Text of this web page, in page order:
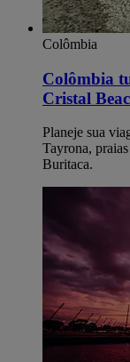
Colômbia
Colômbia
Cristal
Planeje sua
Tayrona,
Buritaca.